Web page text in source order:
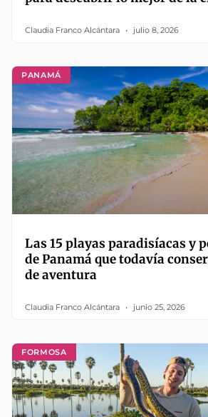
Claudia Franco Alcántara julio 8, 2026
PANAMÁ
Las 15 playas paradisíacas y
de Panamá que todavía
de aventura
Claudia Franco Alcántara junio 25, 2026
FORMOSA